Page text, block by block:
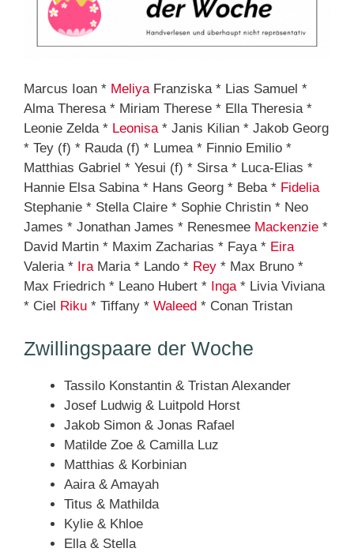
Marcus Ioan * MeliyaFranziska * Lias Samuel *
Alma Theresa * Miriam Therese * Ella Theresia *
Leonie Zelda * Leonisa* Janis Kilian * Jakob Georg
* Tey (f) * Rauda (f) * Lumea * Finnio Emilio *
Matthias Gabriel * Yesui (f) * Sirsa * Luca-Elias *
Hannie Elsa Sabina * Hans Georg * Beba * Fidelia
Stephanie * Stella Claire * Sophie Christin * Neo
James * Jonathan James * Renesmee Mackenzie *
David Martin * Maxim Zacharias * Faya * Eira
Valeria * IraMaria * Lando * Rey * Max Bruno *
Max Friedrich * Leano Hubert * Inga* Livia Viviana
* Ciel Riku * Tiffany * Waleed * Conan Tristan
Zwillingspaare der Woche
Tassilo Konstantin & Tristan Alexander
Josef Ludwig & Luitpold Horst
Jakob Simon & Jonas Rafael
Matilde Zoe & Camilla Luz
Matthias & Korbinian
Aaira & Amayah
Titus & Mathilda
Kylie & Khloe
Ella & Stella